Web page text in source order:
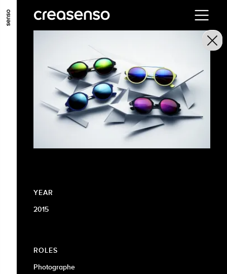
GO TO MAIN CONTENT GO TO MAIN MENU
YEAR
2015
ROLES
Photographe